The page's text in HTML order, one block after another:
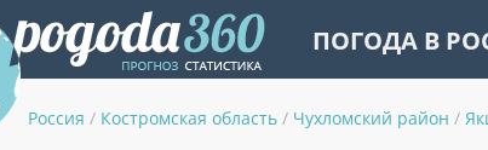
ПОГОДА В
Россия / Костромская область / Чухломский район /